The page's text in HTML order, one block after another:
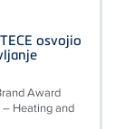
osvojio
Award
Heating and